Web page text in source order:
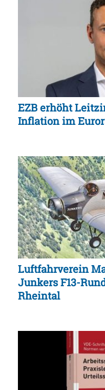
EZB erhöht
Inflation im
Luftfahrverein
Junkers F13-
Rheintal